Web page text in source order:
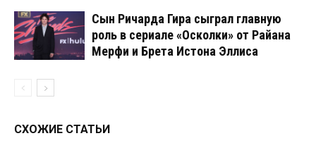
Сын Ричарда Гира сыграл главную
роль в сериале «Осколки» от Райана
Мерфи и Брета Истона Эллиса
СХОЖИЕ СТАТЬИ